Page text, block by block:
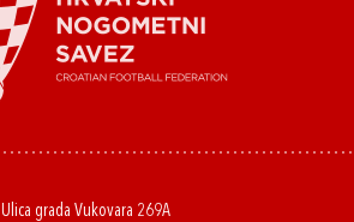
Ulica grada Vukovara 269A